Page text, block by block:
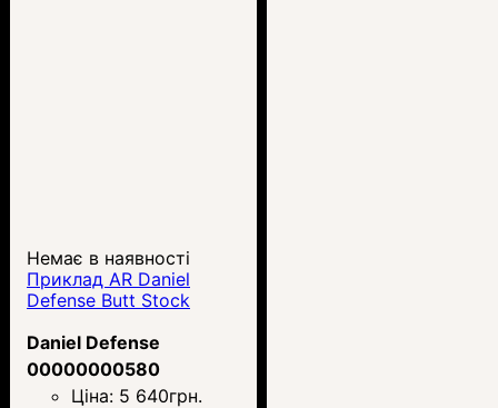
Немає в наявності
Приклад AR Daniel
Defense Butt Stock
Daniel Defense
00000000580
Ціна: 5 640грн.